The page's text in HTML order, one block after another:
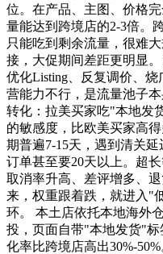
位。在产品、主图、价格
量能达到跨境店的2-3倍。
只能吃到剩余流量，很难
接，大促期间差距更明显
优化Listing、反复调价、
营能力不行，是流量池子
转化：拉美买家吃"本地发
的敏感度，比欧美买家高
期普遍7-15天，遇到清关
订单甚至要20天以上。超
取消率升高、差评增多、
来，权重跟着跌，就进入
环。 本土店依托本地海外
投，页面自带"本地发货"
化率比跨境店高出30%-